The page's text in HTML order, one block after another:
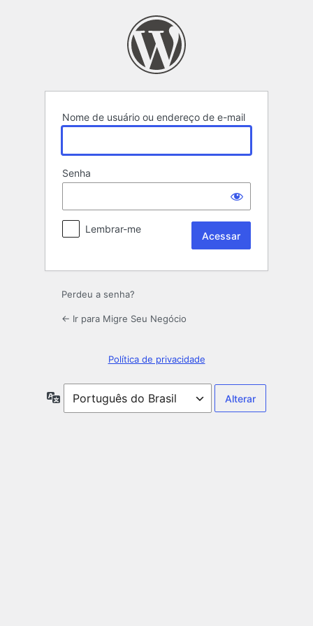
Nome de usuário ou endereço de e-mail
Senha
Lembrar-me
Perdeu a senha?
← Ir para Migre Seu Negócio
Política de privacidade
Idioma